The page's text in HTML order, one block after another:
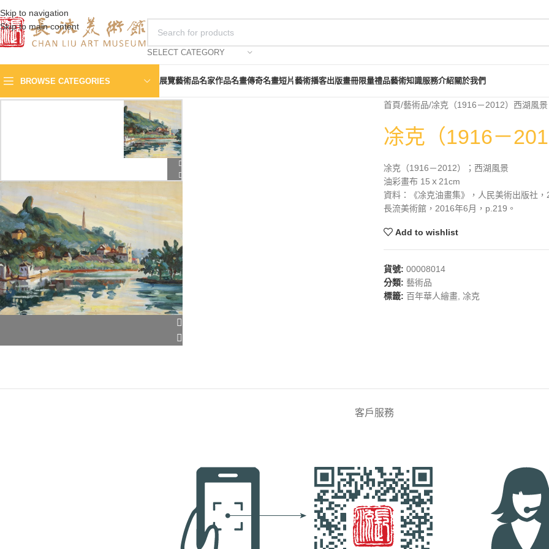
Skip to navigation
Skip to main content
SELECT CATEGORY
BROWSE CATEGORIES 展覽藝術品名家作品名畫傳奇名畫短片藝術播客出版畫冊限量禮品藝術知識服務介紹關於我們
首頁 藝術品 凃克（1916－2012）西湖風景
凃克（1916－
凃克（1916－2012）；西湖風景
油彩畫布 15ｘ21cm
資料：《凃克油畫集》，人民美術出版社
長流美術館，2016年6月，p.219。
Add to wishlist
貨號: 00008014
分類: 藝術品
標籤: 百年華人繪畫, 凃克
客戶服務